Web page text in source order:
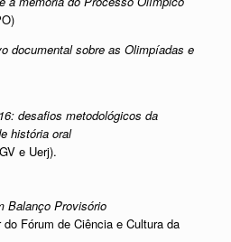
documental sobre as Olimpíadas e
desafios metodológicos da
história oral
e Uerj).
Balanço Provisório
Fórum de Ciência e Cultura da